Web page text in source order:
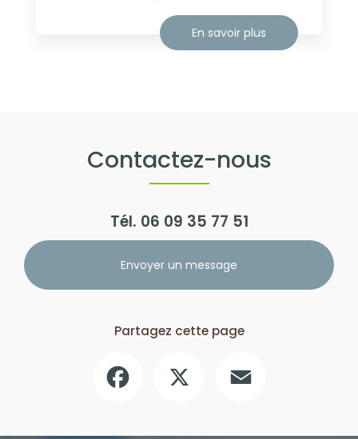
En savoir plus
Contactez-nous
Tél. 06 09 35 77 51
Envoyer un message
Partagez cette page